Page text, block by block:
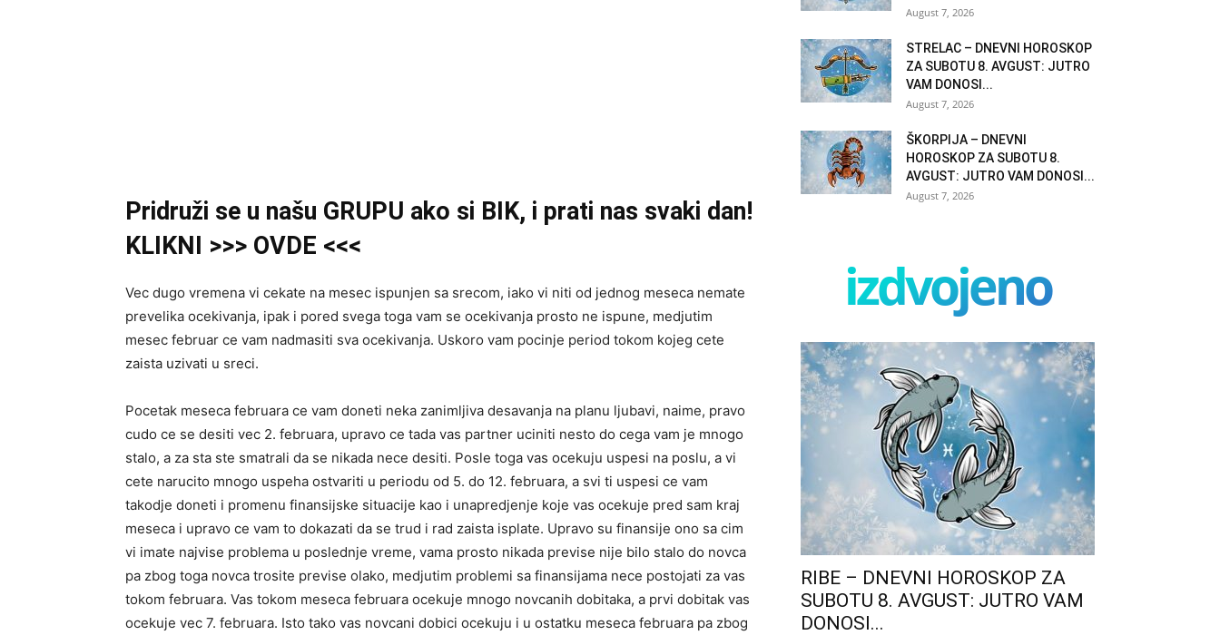
Pridruži se u našu GRUPU ako si BIK, i prati nas svaki dan!
KLIKNI >>> OVDE <<<
Vec dugo vremena vi cekate na mesec ispunjen sa srecom, iako vi niti od jednog meseca nemate
prevelika ocekivanja, ipak i pored svega toga vam se ocekivanja prosto ne ispune, medjutim
mesec februar ce vam nadmasiti sva ocekivanja. Uskoro vam pocinje period tokom kojeg cete
zaista uzivati u sreci.
Pocetak meseca februara ce vam doneti neka zanimljiva desavanja na planu ljubavi, naime, pravo
cudo ce se desiti vec 2. februara, upravo ce tada vas partner uciniti nesto do cega vam je mnogo
stalo, a za sta ste smatrali da se nikada nece desiti. Posle toga vas ocekuju uspesi na poslu, a vi
cete narucito mnogo uspeha ostvariti u periodu od 5. do 12. februara, a svi ti uspesi ce vam
takodje doneti i promenu finansijske situacije kao i unapredjenje koje vas ocekuje pred sam kraj
meseca i upravo ce vam to dokazati da se trud i rad zaista isplate. Upravo su finansije ono sa cim
vi imate najvise problema u poslednje vreme, vama prosto nikada previse nije bilo stalo do novca
pa zbog toga novca trosite previse olako, medjutim problemi sa finansijama nece postojati za vas
tokom februara. Vas tokom meseca februara ocekuje mnogo novcanih dobitaka, a prvi dobitak vas
ocekuje vec 7. februara. Isto tako vas novcani dobici ocekuju i u ostatku meseca februara pa zbog
August 7, 2026
STRELAC – DNEVNI HOROSKOP
ZA SUBOTU 8. AVGUST: JUTRO
VAM DONOSI...
August 7, 2026
ŠKORPIJA – DNEVNI
HOROSKOP ZA SUBOTU 8.
AVGUST: JUTRO VAM DONOSI...
August 7, 2026
izdvojeno
RIBE – DNEVNI HOROSKOP ZA
SUBOTU 8. AVGUST: JUTRO VAM
DONOSI...